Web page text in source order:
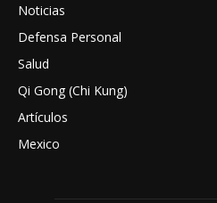
Noticias
Defensa Personal
Salud
Qi Gong (Chi Kung)
Artículos
Mexico